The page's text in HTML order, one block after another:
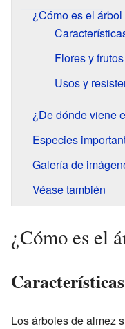
¿Cómo es el
Flores y
Usos y
¿De dónde viene
Especies
Galería de
Véase también
¿Cómo es el
Los árboles de almez